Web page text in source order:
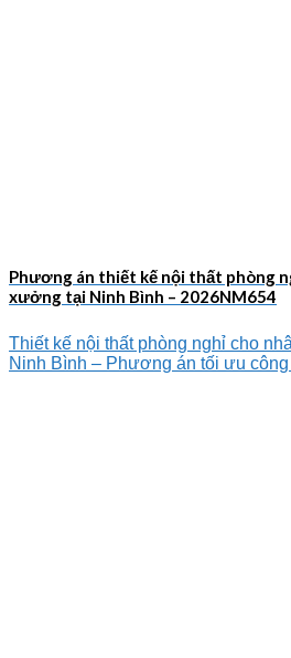
Phương án thiết kế nội thất phòng
xưởng tại Ninh Bình – 2026NM654
Thiết kế nội thất phòng nghỉ cho
Ninh Bình – Phương án tối ưu công